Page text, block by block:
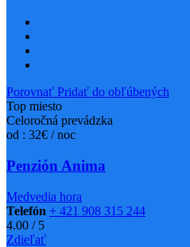
Porovnať Pridať do obľúbených
Top miesto
Celoročná prevádzka
od : 32€ / noc
Penzión Anima
Medvedia hora
Telefón + 421 908 315 244
4.00 /5
Zdieľať